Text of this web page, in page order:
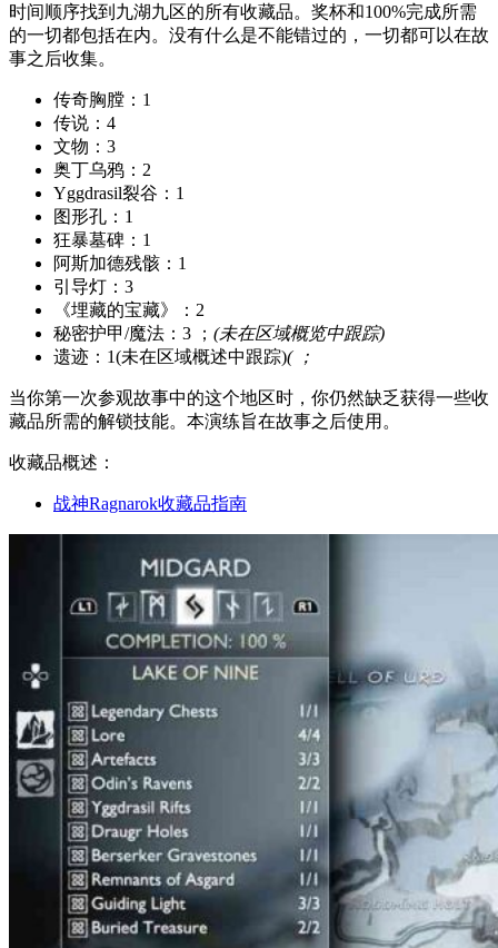
时间顺序找到九湖九区的所有收藏品。奖杯和100%完成所需
的一切都包括在内。没有什么是不能错过的，一切都可以在故
事之后收集。
传奇胸膛：1
传说：4
文物：3
奥丁乌鸦：2
Yggdrasil裂谷：1
图形孔：1
狂暴墓碑：1
阿斯加德残骸：1
引导灯：3
《埋藏的宝藏》：2
秘密护甲/魔法：3 ； (未在区域概览中跟踪)
遗迹：1(未在区域概述中跟踪)( ；
当你第一次参观故事中的这个地区时，你仍然缺乏获得一些收
藏品所需的解锁技能。本演练旨在故事之后使用。
收藏品概述：
战神Ragnarok收藏品指南